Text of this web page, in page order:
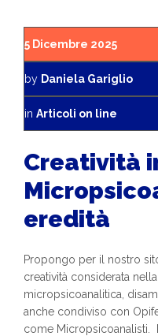
5 Dicembre 2025
by Daniela Gariglio
in Articoli on line
Creatività
eredità
Propongo per il nostro
creatività considerata
micropsicoanalitica,
anche condiviso con
come Micropsicoanalisti.